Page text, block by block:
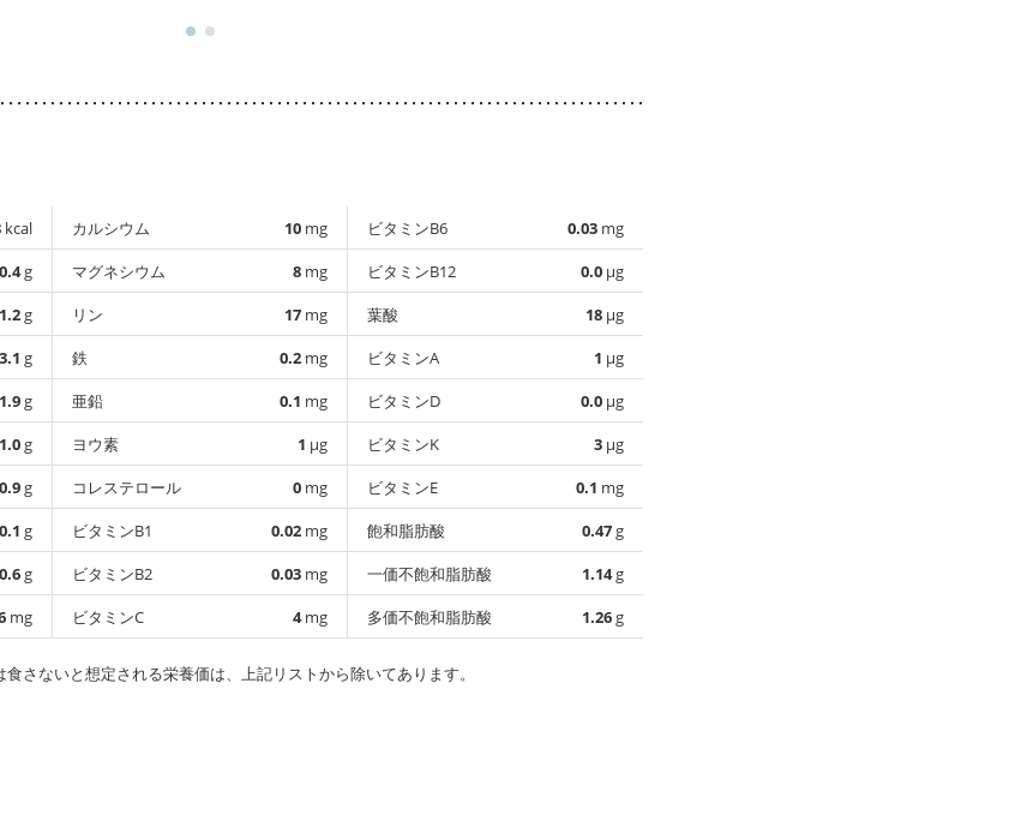
kcal
0.4g
1.2g
3.1 g
1.9g
1.0g
0.9g
0.1 g
0.6g
mg
カルシウム 10 mg
マグネシウム
8 mg
リン
17 mg
鉄
0.2 mg
亜鉛
0.1 mg
ヨウ素
1 µg
コレステロール
0 mg
ビタミンB1
0.02 mg
ビタミンB2
0.03 mg
ビタミンC
4mg
ビタミンB6 0.03 mg
ビタミンB12
0.0 µg
葉酸
18 µg
ビタミンA
1 µg
ビタミンD
0.0 µg
ビタミンK
3 µg
ビタミンE
0.1 mg
飽和脂肪酸
0.47g
一価不飽和脂肪酸
1.14g
多価不飽和脂肪酸
1.26g
さないと想定される栄養価は、上記リストから除いてあります。